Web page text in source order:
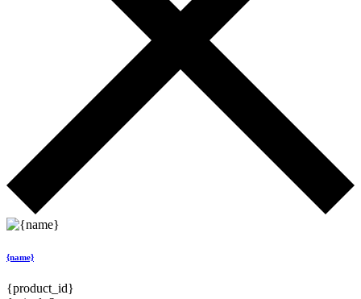
{name}
{product_id}